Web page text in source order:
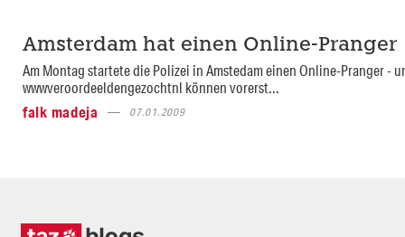
Amsterdam hat einen Online-Pranger
Am Montag startete die Polizei in Amstedam einen Online-Pranger -
wwwveroordeeldengezochtnl können vorerst...
falk madeja
07.01.2009